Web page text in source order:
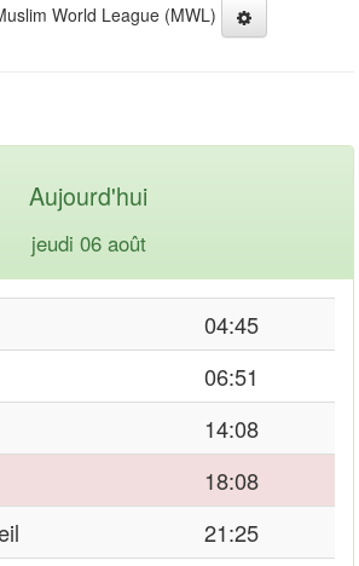
World League (MWL)
Aujourd'hui
jeudi 06 août
04:45
06:51
14:08
18:08
21:25